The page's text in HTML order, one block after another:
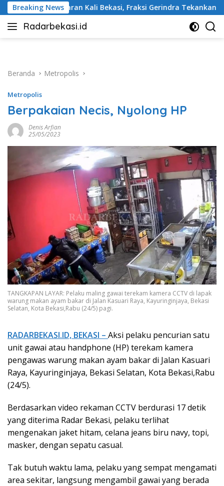
Langsung
ke
konten
Breaking News
Bekasi, Fraksi Gerindra Tekankan Penanganan Serius
Radarbekasi.id
Berita
Beranda
Metropolis
Metropolis
Berpakaian Necis, Nyolong HP
Denis Arfian
25/05/2023
TANGKAPAN LAYAR: Pelaku maling gawai terekam kamera CCTV di lapak
warung makan ayam bakar di Jalan Kasuari Raya, Kayuringinjaya, Bekasi
Selatan, Kota Bekasi,Rabu (24/5) pagi.
RADARBEKASI.ID, BEKASI – Aksi pelaku pencurian satu
unit gawai atau handphone (HP) terekam kamera
pengawas warung makan ayam bakar di Jalan Kasuari
Raya, Kayuringinjaya, Bekasi Selatan, Kota Bekasi,Rabu
(24/5).
Berdasarkan video rekaman CCTV berdurasi 17 detik
yang diterima Radar Bekasi, pelaku terlihat
mengenakan jaket hitam, celana jeans biru navy, topi,
masker, dengan sepatu casual.
Tak butuh waktu lama, pelaku yang sempat mengamati
area sekitar, langsung mengambil gawai yang berada